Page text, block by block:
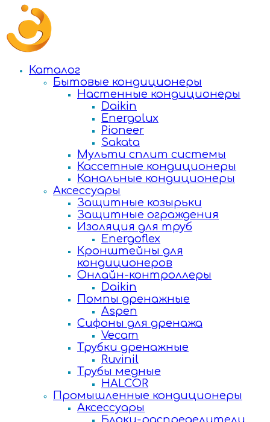
Каталог
Бытовые кондиционеры
Настенные кондиционеры
Daikin
Energolux
Pioneer
Sakata
Мульти сплит системы
Кассетные кондиционеры
Канальные кондиционеры
Аксессуары
Защитные козырьки
Защитные ограждения
Изоляция для труб
Energoflex
Кронштейны для
кондиционеров
Онлайн-контроллеры
Daikin
Помпы дренажные
Aspen
Сифоны для дренажа
Vecam
Трубки дренажные
Ruvinil
Трубы медные
HALCOR
Промышленные кондиционеры
Аксессуары
Блоки-распределители